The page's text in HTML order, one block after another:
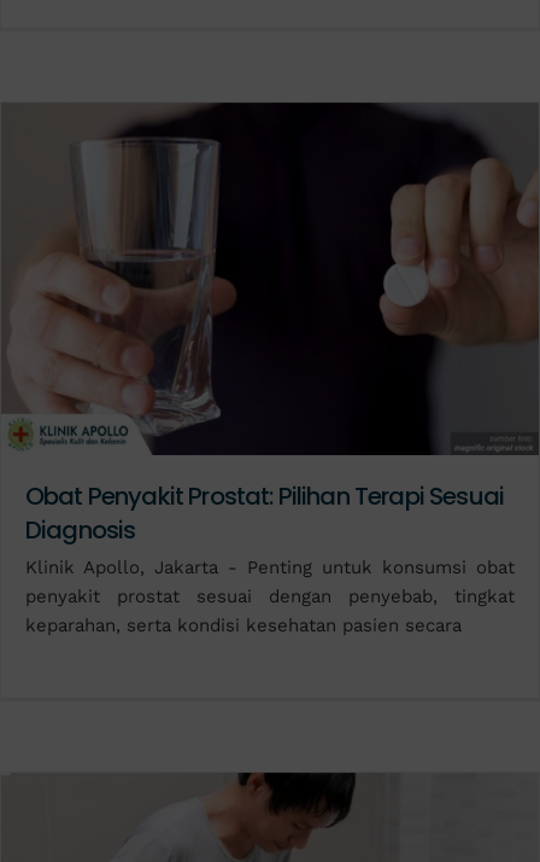
Obat Penyakit Prostat: Pilihan Terapi Sesuai
Diagnosis
Klinik Apollo, Jakarta - Penting untuk konsumsi obat
penyakit prostat sesuai dengan penyebab, tingkat
keparahan, serta kondisi kesehatan pasien secara